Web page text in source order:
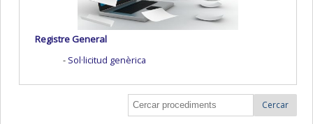
Registre General
Sol·licitud genèrica
Cercar